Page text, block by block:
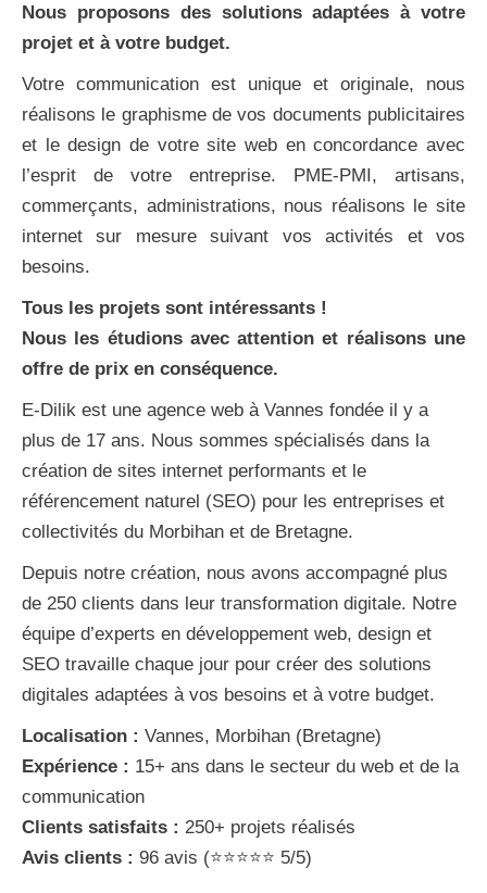
Nous proposons des solutions adaptées à votre
projet et à votre budget.
Votre communication est unique et originale, nous
réalisons le graphisme de vos documents publicitaires
et le design de votre site web en concordance avec
l’esprit de votre entreprise. PME-PMI, artisans,
commerçants, administrations, nous réalisons le site
internet sur mesure suivant vos activités et vos
besoins.
Tous les projets sont intéressants !
Nous les étudions avec attention et réalisons une
offre de prix en conséquence.
E-Dilik est une agence web à Vannes fondée il y a
plus de 17 ans. Nous sommes spécialisés dans la
création de sites internet performants et le
référencement naturel (SEO) pour les entreprises et
collectivités du Morbihan et de Bretagne.
Depuis notre création, nous avons accompagné plus
de 250 clients dans leur transformation digitale. Notre
équipe d’experts en développement web, design et
SEO travaille chaque jour pour créer des solutions
digitales adaptées à vos besoins et à votre budget.
Localisation : Vannes, Morbihan (Bretagne)
Expérience : 15+ ans dans le secteur du web et de la
communication
Clients satisfaits : 250+ projets réalisés
Avis clients : 96 avis (⭐⭐⭐⭐⭐ 5/5)